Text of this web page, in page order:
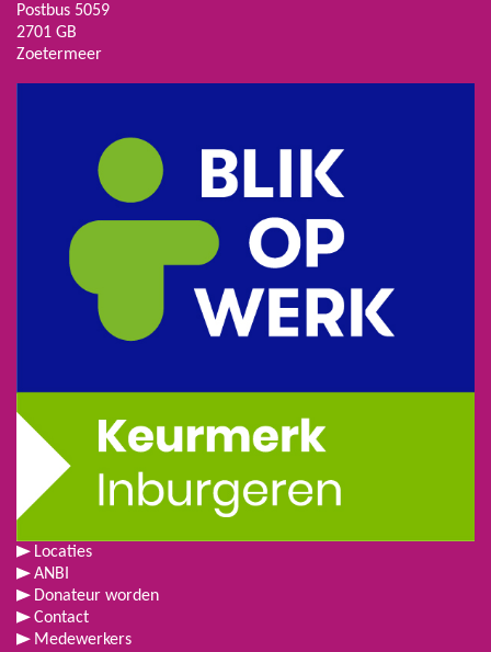
Postbus 5059
2701 GB
Zoetermeer
Locaties
ANBI
Donateur worden
Contact
Medewerkers